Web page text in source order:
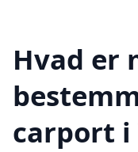
Hvad er
carport i